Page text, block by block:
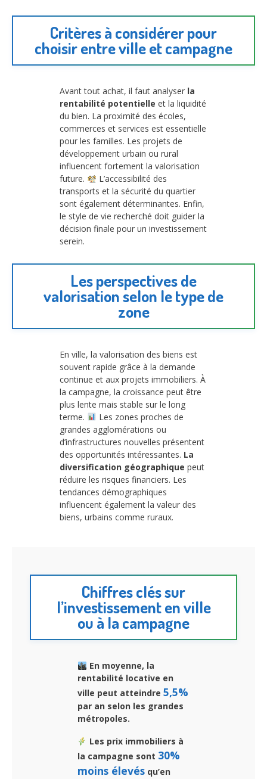
Critères à considérer pour
choisir entre ville et campagne
Avant tout achat, il faut analyser la
rentabilité potentielle et la liquidité
du bien. La proximité des écoles,
commerces et services est essentielle
pour les familles. Les projets de
développement urbain ou rural
influencent fortement la valorisation
future.
L’accessibilité des
transports et la sécurité du quartier
sont également déterminantes. Enfin,
le style de vie recherché doit guider la
décision finale pour un investissement
serein.
Les perspectives de
valorisation selon le type de
zone
En ville, la valorisation des biens est
souvent rapide grâce à la demande
continue et aux projets immobiliers. À
la campagne, la croissance peut être
plus lente mais stable sur le long
terme.
Les zones proches de
grandes agglomérations ou
d’infrastructures nouvelles présentent
des opportunités intéressantes. La
diversification géographique peut
réduire les risques financiers. Les
tendances démographiques
influencent également la valeur des
biens, urbains comme ruraux.
Chiffres clés sur
l’investissement en ville
ou à la campagne
En moyenne, la
rentabilité locative en
ville peut atteindre 5,5%
par an selon les grandes
métropoles.
Les prix immobiliers à
la campagne sont 30%
moins élevés qu’en